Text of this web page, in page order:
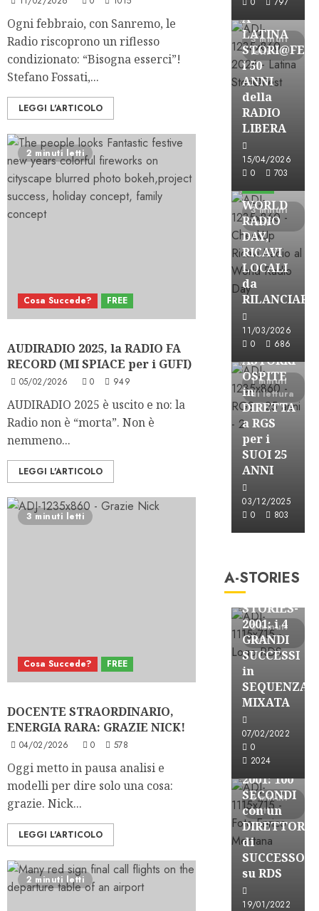
Ogni febbraio, con Sanremo, le
Radio riscoprono un riflesso
condizionato: “Bisogna esserci”!
Stefano Fossati,...
LEGGI L'ARTICOLO
2 minuti letti
Cosa Succede? FREE
AUDIRADIO 2025, la RADIO FA
RECORD (MI SPIACE per i GUFI)
05/02/2026 0 949
AUDIRADIO 2025 è uscito e no: la
Radio non è “morta”. Non è
nemmeno...
LEGGI L'ARTICOLO
3 minuti letti
Cosa Succede? FREE
DOCENTE STRAORDINARIO,
ENERGIA RARA: GRAZIE NICK!
04/02/2026 0 578
Oggi metto in pausa analisi e
modelli per dire solo una cosa:
grazie. Nick...
LEGGI L'ARTICOLO
2 minuti letti
3 minuti
letti
A
LATINA
i 50
ANNI
della
RADIO
LIBERA
15/04/2026
0
703
3 minuti
letti
Astorri News
WORLD
RADIO
DAY,
RICAVI
LOCALI
da
RILANCIARE
11/03/2026
0
686
1 minuti
di lettura
Astorri News
FREE
ASTORRI
OSPITE
in
DIRETTA
a RGS
per i
SUOI 25
ANNI
03/12/2025
0
803
A-STORIES
3 minuti
letti
FREE
A-
STORIES-
2001: i 4
GRANDI
SUCCESSI
in
SEQUENZA
MIXATA
07/02/2022
0
2024
3 minuti
letti
A-Stories
FREE
A-
STORIES-
2001: 100
SECONDI
con un
DIRETTORE
di
SUCCESSO
su RDS
19/01/2022